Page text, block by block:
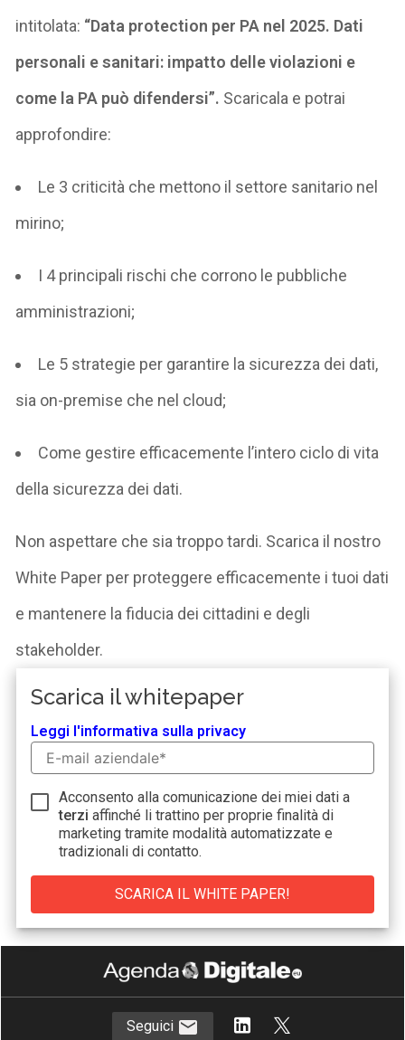
intitolata: “Data protection per PA nel 2025. Dati
personali e sanitari: impatto delle violazioni e
come la PA può difendersi”. Scaricala e potrai
approfondire:
Le 3 criticità che mettono il settore sanitario nel
mirino;
I 4principali rischi che corrono le pubbliche
amministrazioni;
Le 5 strategie per garantire la sicurezza dei dati,
sia on-premise che nel cloud;
Come gestire efficacemente l’intero ciclo di vita
della sicurezza dei dati.
Non aspettare che sia troppo tardi. Scarica il nostro
White Paper per proteggere efficacemente i tuoi dati
e mantenere la fiducia dei cittadini e degli
stakeholder.
Scarica il whitepaper
Leggi l'informativa sulla privacy
Acconsento alla comunicazione dei miei dati a
terzi affinché li trattino per proprie finalità di
marketing tramite modalità automatizzate e
tradizionali di contatto.
Seguici